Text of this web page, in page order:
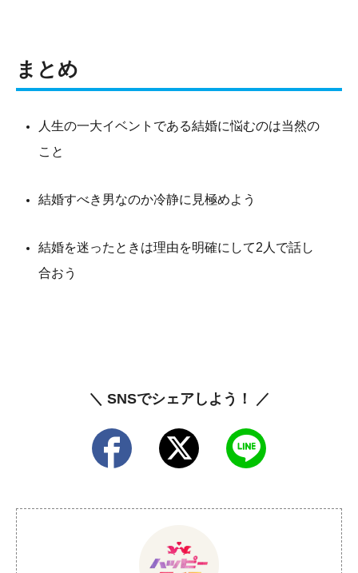
まとめ
人生の一大イベントである結婚に悩むのは当然の
こと
結婚すべき男なのか冷静に見極めよう
結婚を迷ったときは理由を明確にして2人で話し
合おう
＼ SNSでシェアしよう！ ／